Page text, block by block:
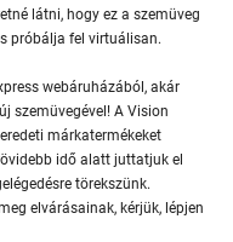
látni, hogy ez a szemüveg
próbálja fel virtuálisan.
webáruházából, akár
szemüvegével! A Vision
márkatermékeket
idő alatt juttatjuk el
törekszünk.
elvárásainak, kérjük, lépjen